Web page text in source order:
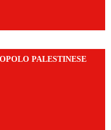
PALESTINESE